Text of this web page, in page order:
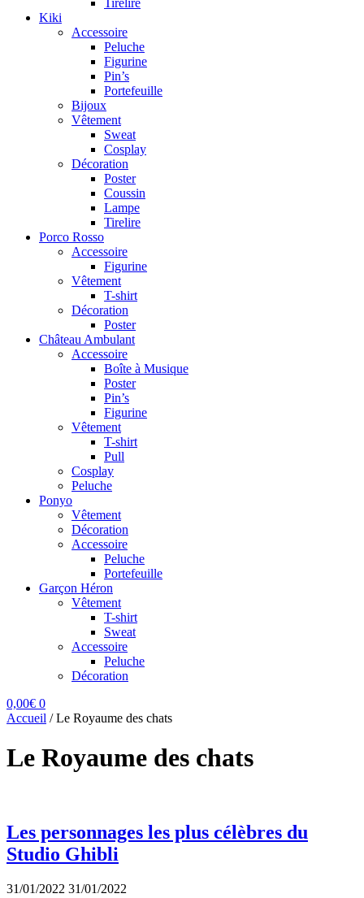
Tirelire
Kiki
Accessoire
Peluche
Figurine
Pin’s
Portefeuille
Bijoux
Vêtement
Sweat
Cosplay
Décoration
Poster
Coussin
Lampe
Tirelire
Porco Rosso
Accessoire
Figurine
Vêtement
T-shirt
Décoration
Poster
Château Ambulant
Accessoire
Boîte à Musique
Poster
Pin’s
Figurine
Vêtement
T-shirt
Pull
Cosplay
Peluche
Ponyo
Vêtement
Décoration
Accessoire
Peluche
Portefeuille
Garçon Héron
Vêtement
T-shirt
Sweat
Accessoire
Peluche
Décoration
0,00€ 0
Accueil /Le Royaume des chats
Le Royaume des chats
Les personnages les plus célèbres du
Studio Ghibli
31/01/2022 31/01/2022